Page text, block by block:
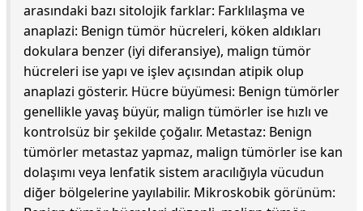
arasındaki bazı sitolojik farklar: Farklılaşma ve
anaplazi: Benign tümör hücreleri, köken aldıkları
dokulara benzer (iyi diferansiye), malign tümör
hücreleri ise yapı ve işlev açısından atipik olup
anaplazi gösterir. Hücre büyümesi: Benign tümörler
genellikle yavaş büyür, malign tümörler ise hızlı ve
kontrolsüz bir şekilde çoğalır. Metastaz: Benign
tümörler metastaz yapmaz, malign tümörler ise kan
dolaşımı veya lenfatik sistem aracılığıyla vücudun
diğer bölgelerine yayılabilir. Mikroskobik görünüm: